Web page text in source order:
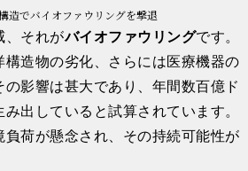
造でバイオファウリングを撃退
、それがバイオファウリングです。
造物の劣化、さらには医療機器の
影響は甚大であり、年間数百億ド
出していると試算されています。
荷が懸念され、その持続可能性が